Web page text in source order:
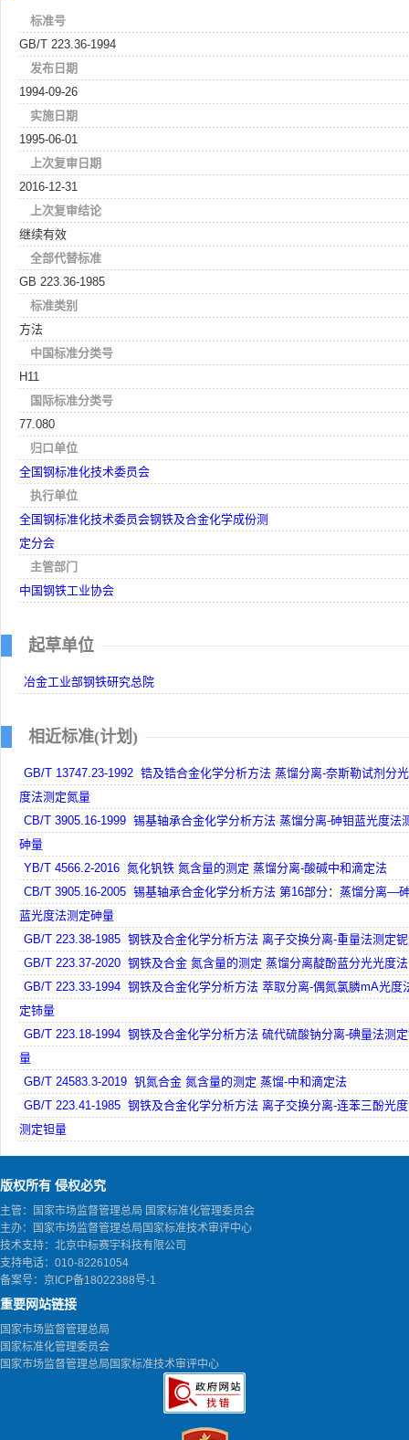
标准号
GB/T 223.36-1994
发布日期
1994-09-26
实施日期
1995-06-01
上次复审日期
2016-12-31
上次复审结论
继续有效
全部代替标准
GB 223.36-1985
标准类别
方法
中国标准分类号
H11
国际标准分类号
77.080
归口单位
全国钢标准化技术委员会
执行单位
全国钢标准化技术委员会钢铁及合金化学成份测
定分会
主管部门
中国钢铁工业协会
起草单位
冶金工业部钢铁研究总院
相近标准(计划)
GB/T 13747.23-1992 锆及锆合金化学分析方法 蒸馏分离-奈斯勒试剂分
度法测定氮量
CB/T 3905.16-1999 锡基轴承合金化学分析方法 蒸馏分离-砷钼蓝光度法
砷量
YB/T 4566.2-2016 氮化钒铁 氮含量的测定 蒸馏分离-酸碱中和滴定法
CB/T 3905.16-2005 锡基轴承合金化学分析方法 第16部分：蒸馏分离—
蓝光度法测定砷量
GB/T 223.38-1985 钢铁及合金化学分析方法 离子交换分离-重量法测定
GB/T 223.37-2020 钢铁及合金 氮含量的测定 蒸馏分离靛酚蓝分光光度法
GB/T 223.33-1994 钢铁及合金化学分析方法 萃取分离-偶氮氯膦mA光度
定铈量
GB/T 223.18-1994 钢铁及合金化学分析方法 硫代硫酸钠分离-碘量法测
量
GB/T 24583.3-2019 钒氮合金 氮含量的测定 蒸馏-中和滴定法
GB/T 223.41-1985 钢铁及合金化学分析方法 离子交换分离-连苯三酚光
测定钽量
版权所有 侵权必究
主管：国家市场监督管理总局 国家标准化管理委员会
主办：国家市场监督管理总局国家标准技术审评中心
技术支持：北京中标赛宇科技有限公司
支持电话：010-82261054
备案号： 京ICP备18022388号-1
重要网站链接
国家市场监督管理总局
国家标准化管理委员会
国家市场监督管理总局国家标准技术审评中心